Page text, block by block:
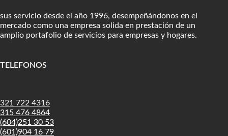
sus servicio desde el año 1996, desempeñándonos en el
mercado como una empresa solida en prestación de un
amplio portafolio de servicios para empresas y hogares.
TELEFONOS
321 722 4316
315 476 4864
(604)251 30 53
(601)904 16 79